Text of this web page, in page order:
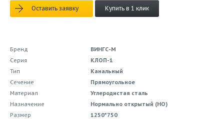
Оставить заявку Купить в 1 клик
Бренд
ВИНГС-М
Серия
КЛОП-1
Тип
Канальный
Сечение
Прямоугольное
Материал
Углеродистая сталь
Назначение
Нормально открытый (НО)
Размер
1250*750